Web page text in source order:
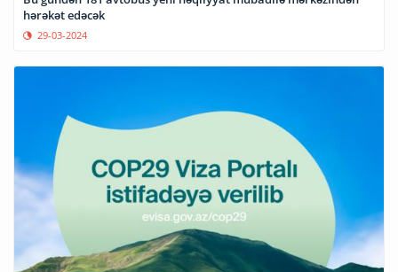
hərəkət edəcək
29-03-2024